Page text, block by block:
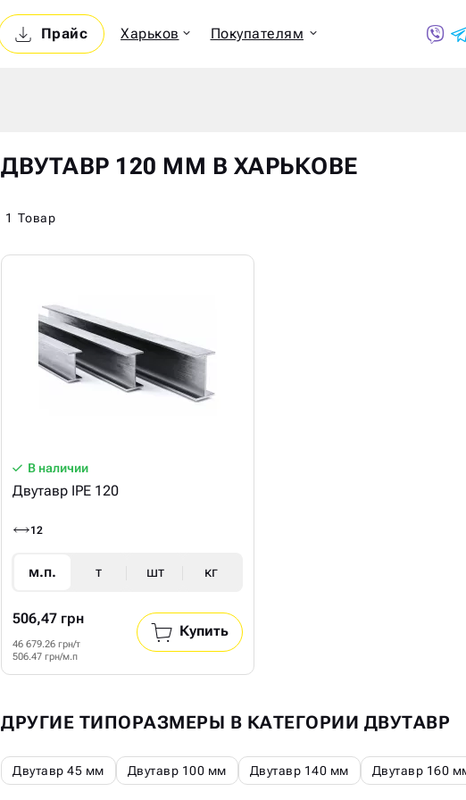
Прайс Харьков Покупателям
ДВУТАВР 120 ММ В ХАРЬКОВЕ
1 Товар
В наличии
Двутавр IPE 120
12
м.п. т шт кг
506,47 грн
46 679.26 грн/т
506.47 грн/м.п
Купить
ДРУГИЕ ТИПОРАЗМЕРЫ В КАТЕГОРИИ ДВУТАВР
Двутавр 45 мм Двутавр 100 мм Двутавр 140 мм Двутавр 160